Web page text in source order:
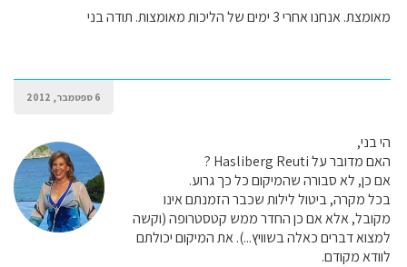
מאומצת. אנחנו אחרי 3 ימים של הליכות מאומצות. תודה בני
6 ספטמבר, 2012
הי בני,
האם מדובר על Hasliberg Reuti ?
אם כן, לא סבורה שהמיקום כל כך גרוע.
בכל מקרה, ביטול לילות שכבר הזמנתם אינו
מקובל, אלא אם כן החדר ממש קטסטרופה (וקשה
למצוא דברים כאלה בשוויץ...). את המיקום יכולתם
לוודא מקודם.